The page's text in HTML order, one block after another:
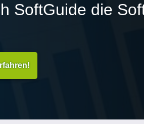
SoftGuide die